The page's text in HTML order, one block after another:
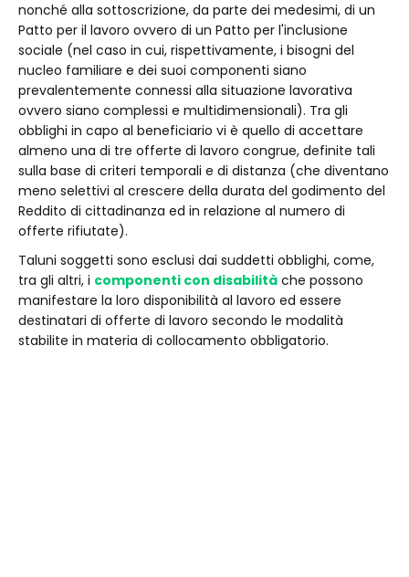
nonché alla sottoscrizione, da parte dei medesimi, di un
Patto per il lavoro ovvero di un Patto per l'inclusione
sociale (nel caso in cui, rispettivamente, i bisogni del
nucleo familiare e dei suoi componenti siano
prevalentemente connessi alla situazione lavorativa
ovvero siano complessi e multidimensionali). Tra gli
obblighi in capo al beneficiario vi è quello di accettare
almeno una di tre offerte di lavoro congrue, definite tali
sulla base di criteri temporali e di distanza (che diventano
meno selettivi al crescere della durata del godimento del
Reddito di cittadinanza ed in relazione al numero di
offerte rifiutate).
Taluni soggetti sono esclusi dai suddetti obblighi, come,
tra gli altri, i componenti con disabilità che possono
manifestare la loro disponibilità al lavoro ed essere
destinatari di offerte di lavoro secondo le modalità
stabilite in materia di collocamento obbligatorio.